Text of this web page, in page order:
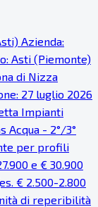
Azienda:
Asti (Piemonte)
di Nizza
27 luglio 2026
Impianti
Acqua - 2°/3°
per profili
e € 30.900
€ 2.500-2.800
di reperibilità